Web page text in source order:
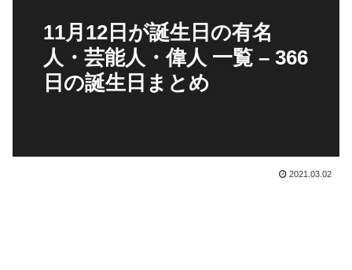
11月12日が誕生日の有名
人・芸能人・偉人 一覧 – 366
日の誕生日まとめ
2021.03.02